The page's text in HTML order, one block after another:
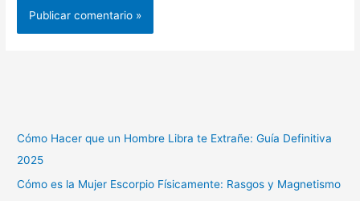
Cómo Hacer que un Hombre Libra te Extrañe: Guía Definitiva
2025
Cómo es la Mujer Escorpio Físicamente: Rasgos y Magnetismo